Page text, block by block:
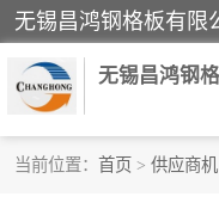
无锡昌鸿钢
当前位置： 首页 > 供应商机